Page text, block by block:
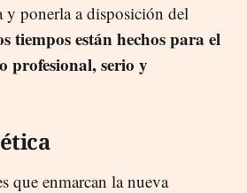
y ponerla a disposición del
tiempos están hechos para el
profesional, serio y
que enmarcan la nueva